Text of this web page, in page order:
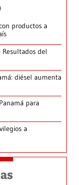
productos a
Resultados del
diésel aumenta
para
a